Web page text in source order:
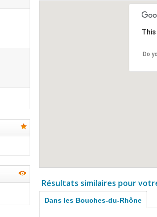
Do
Résultats similaires pour
Dans les Bouches-du-Rhône